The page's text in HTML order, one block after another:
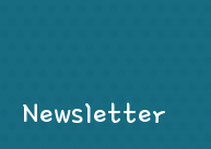
Newsletter